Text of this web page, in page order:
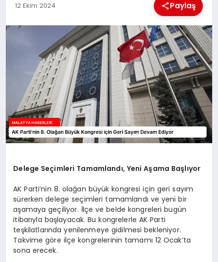
MAGAZIN
SPOR
TEKNOLOJI
12 Ekim 2024 Paylaş
Delege Seçimleri Tamamlandı, Yeni Aşama Başlıyor
AK Parti’nin 8. olağan büyük kongresi için geri sayım
sürerken delege seçimleri tamamlandı ve yeni bir
aşamaya geçiliyor. İlçe ve belde kongreleri bugün
itibarıyla başlayacak. Bu kongrelerle AK Parti
teşkilatlarında yenilenmeye gidilmesi bekleniyor.
Takvime göre ilçe kongrelerinin tamamı 12 Ocak’ta
sona erecek.